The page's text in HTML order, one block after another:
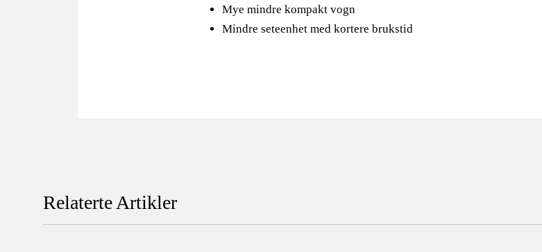
Mye mindre kompakt vogn
Mindre seteenhet med kortere brukstid
Relaterte Artikler